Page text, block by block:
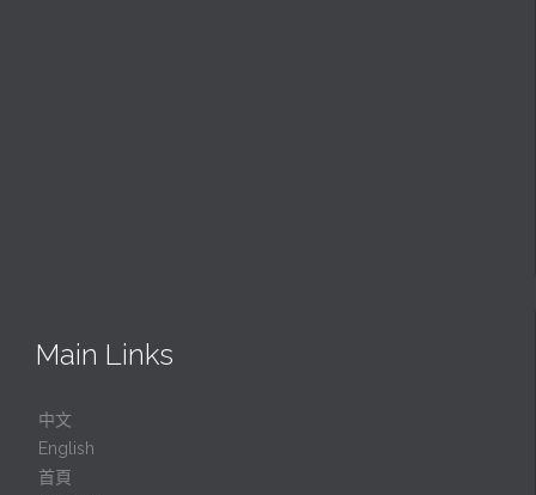
Main Links
中文
English
首頁